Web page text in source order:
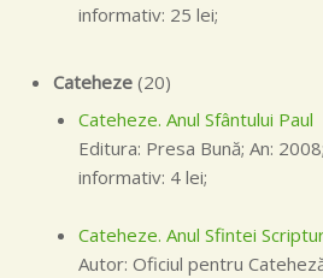
informativ: 25 lei;
Cateheze (20)
Cateheze. Anul Sfântului Paul
Editura: Presa Bună; An:
informativ: 4 lei;
Cateheze. Anul Sfintei
Autor: Oficiul pentru